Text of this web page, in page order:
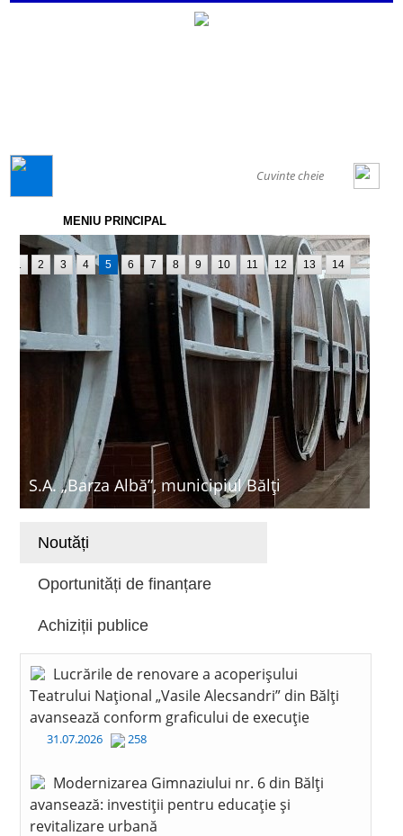
MENIU PRINCIPAL
S.A. „Barza Albă”, municipiul Bălți
1 2 3 4 5 6 7 8 9 10 11 12 13 14
Noutăți
Oportunități de finanțare
Achiziții publice
Lucrările de renovare a acoperișului
Teatrului Național „Vasile Alecsandri” din Bălți
avansează conform graficului de execuție
31.07.2026 258
Modernizarea Gimnaziului nr. 6 din Bălți
avansează: investiții pentru educație și
revitalizare urbană